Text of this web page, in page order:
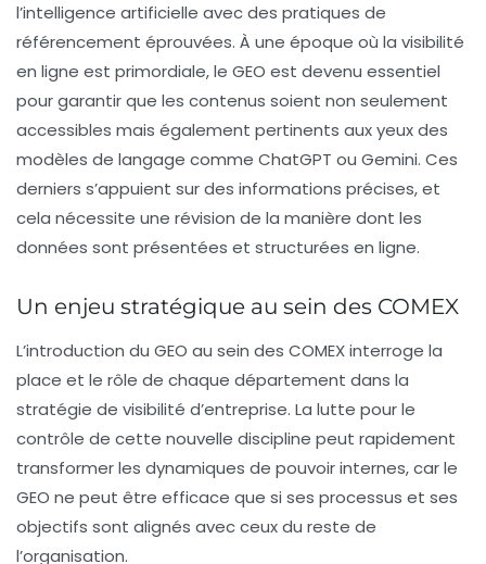
l’intelligence artificielle avec des pratiques de
référencement éprouvées. À une époque où la visibilité
en ligne est primordiale, le GEO est devenu essentiel
pour garantir que les contenus soient non seulement
accessibles mais également pertinents aux yeux des
modèles de langage comme ChatGPT ou Gemini. Ces
derniers s’appuient sur des informations précises, et
cela nécessite une révision de la manière dont les
données sont présentées et structurées en ligne.
Un enjeu stratégique au sein des COMEX
L’introduction du GEO au sein des COMEX interroge la
place et le rôle de chaque département dans la
stratégie de visibilité d’entreprise. La lutte pour le
contrôle de cette nouvelle discipline peut rapidement
transformer les dynamiques de pouvoir internes, car le
GEO ne peut être efficace que si ses processus et ses
objectifs sont alignés avec ceux du reste de
l’organisation.